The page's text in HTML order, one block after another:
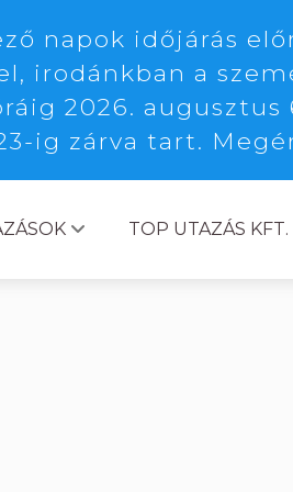
napok időjárás
irodánkban a
2026.
ig zárva tart.
TOP UTAZÁS KFT.